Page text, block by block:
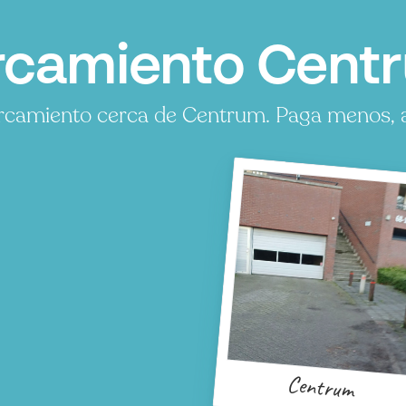
cerca de Centrum. Paga
Centrum